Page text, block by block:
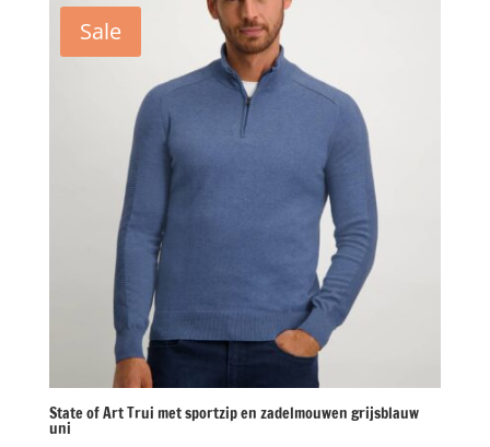
€129,95. €62,50.
Sale
State of Art Trui met sportzip en zadelmouwen grijsblauw
uni